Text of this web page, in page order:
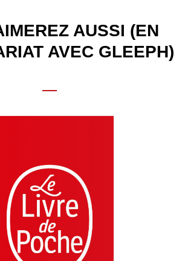
AUSSI (EN
AVEC GLEEPH)